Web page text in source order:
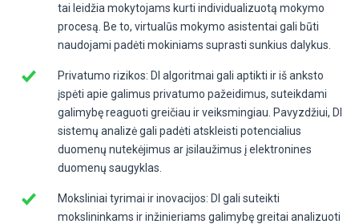
tai leidžia mokytojams kurti individualizuotą mokymo
procesą. Be to, virtualūs mokymo asistentai gali būti
naudojami padėti mokiniams suprasti sunkius dalykus.
Privatumo rizikos: DI algoritmai gali aptikti ir iš anksto
įspėti apie galimus privatumo pažeidimus, suteikdami
galimybę reaguoti greičiau ir veiksmingiau. Pavyzdžiui, DI
sistemų analizė gali padėti atskleisti potencialius
duomenų nutekėjimus ar įsilaužimus į elektronines
duomenų saugyklas.
Moksliniai tyrimai ir inovacijos: DI gali suteikti
mokslininkams ir inžinieriams galimybę greitai analizuoti